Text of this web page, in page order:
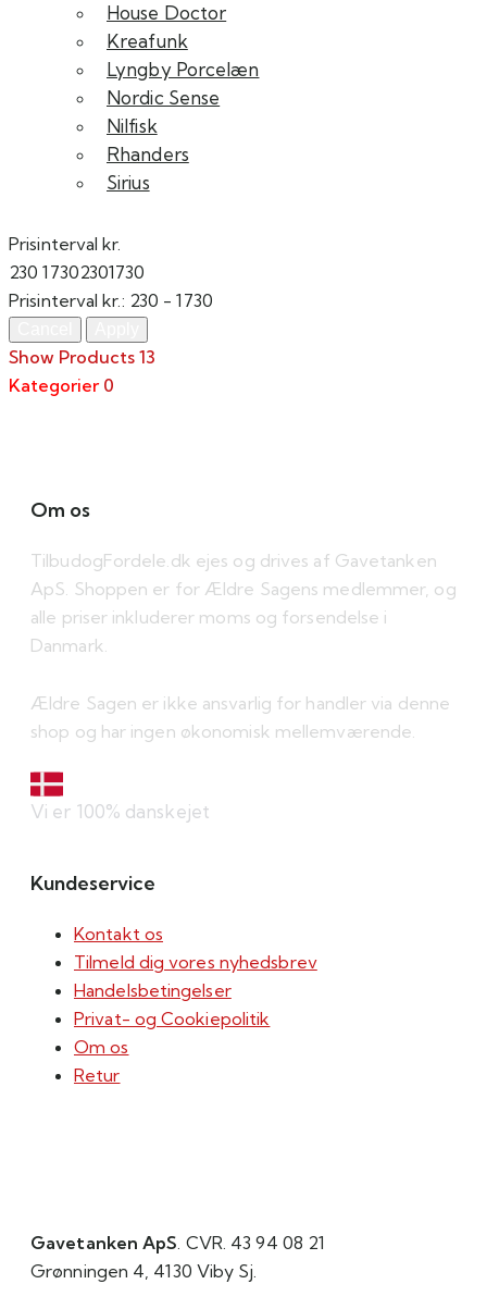
House Doctor
Kreafunk
Lyngby Porcelæn
Nordic Sense
Nilfisk
Rhanders
Sirius
Prisinterval kr.
230 17302301730
Prisinterval kr.: 230 - 1730
Show Products 13
Kategorier 0
Om os
TilbudogFordele.dk ejes og drives af Gavetanken
ApS. Shoppen er for Ældre Sagens medlemmer, og
alle priser inkluderer moms og forsendelse i
Danmark.
Ældre Sagen er ikke ansvarlig for handler via denne
shop og har ingen økonomisk mellemværende.
Vi er 100% danskejet
Kundeservice
Kontakt os
Tilmeld dig vores nyhedsbrev
Handelsbetingelser
Privat- og Cookiepolitik
Om os
Retur
Gavetanken ApS. CVR. 43 94 08 21
Grønningen 4, 4130 Viby Sj.